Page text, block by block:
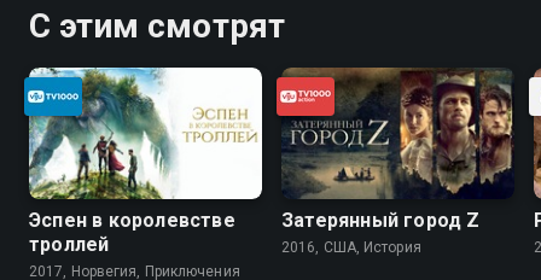
С этим смотрят
Эспен в королевстве
троллей
2017, Норвегия, Приключения
Затерянный город Z
2016, США, История